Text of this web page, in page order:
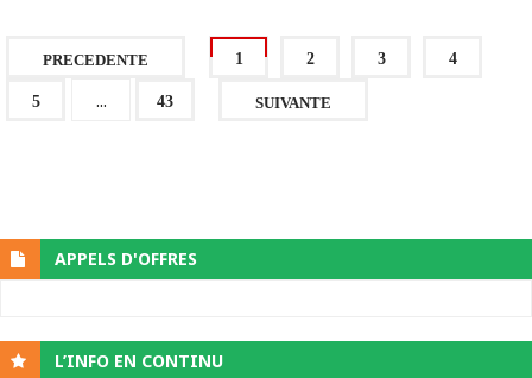
PRECEDENTE 1 2 3 4
5 ... 43 SUIVANTE
APPELS D'OFFRES
L’INFO EN CONTINU